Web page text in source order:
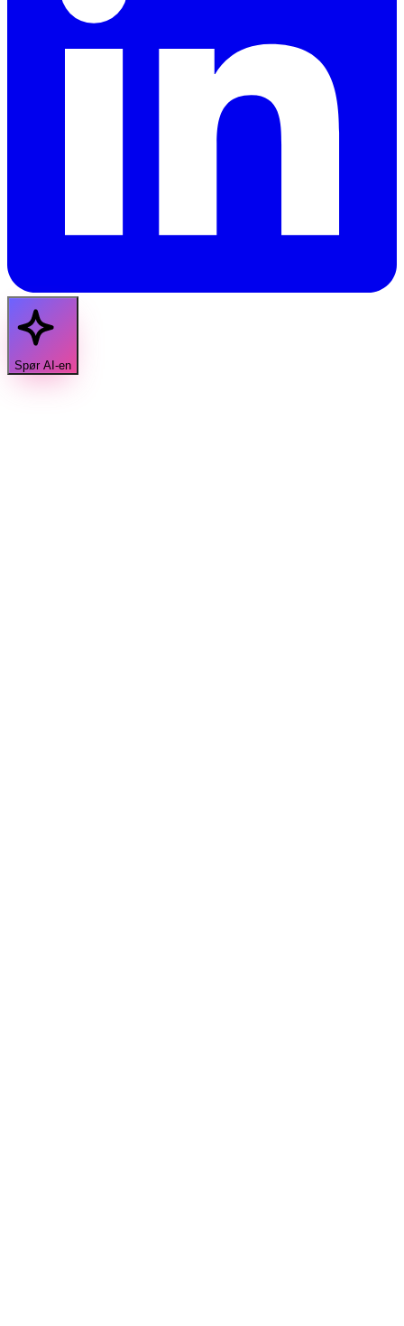
Spør AI-en